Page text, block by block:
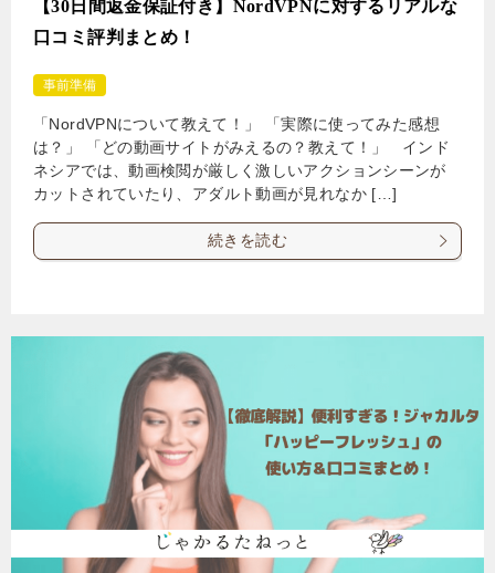
【30日間返金保証付き】NordVPNに対するリアルな
口コミ評判まとめ！
事前準備
「NordVPNについて教えて！」 「実際に使ってみた感想
は？」 「どの動画サイトがみえるの？教えて！」 インド
ネシアでは、動画検閲が厳しく激しいアクションシーンが
カットされていたり、アダルト動画が見れなか […]
続きを読む